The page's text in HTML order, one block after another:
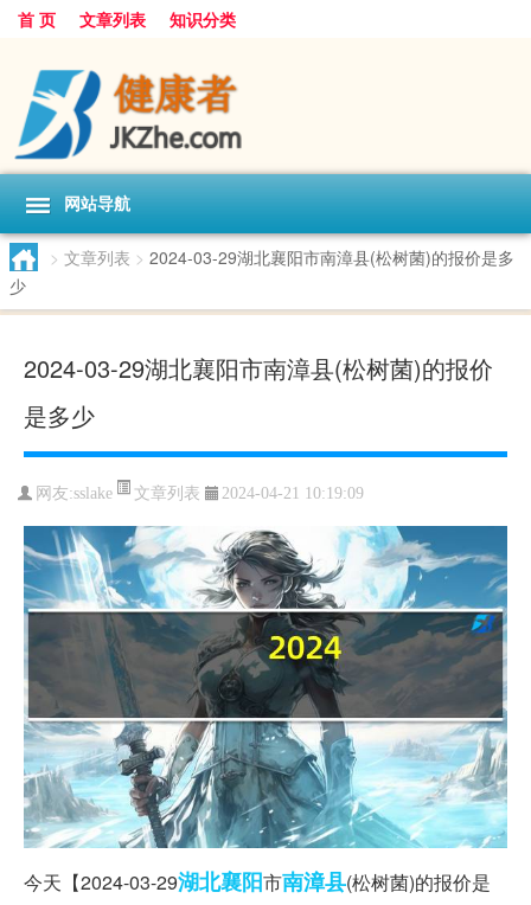
首 页 文章列表 知识分类
网站导航
> 文章列表 > 2024-03-29湖北襄阳市南漳县(松树菌)的报价是多
少
2024-03-29湖北襄阳市南漳县(松树菌)的报价
是多少
网友:sslake 文章列表 2024-04-21 10:19:09
今天【2024-03-29湖北襄阳市南漳县(松树菌)的报价是